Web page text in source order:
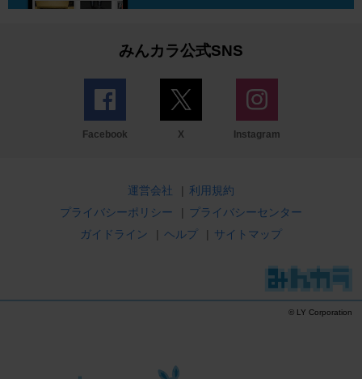
みんカラ公式SNS
Facebook X Instagram
運営会社 | 利用規約
プライバシーポリシー
| プライバシーセンター
ガイドライン
| ヘルプ | サイトマップ
© LY Corporation